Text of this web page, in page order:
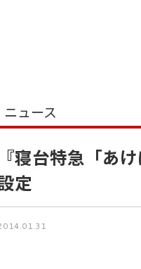
ニュース
『寝台特急「あ
定